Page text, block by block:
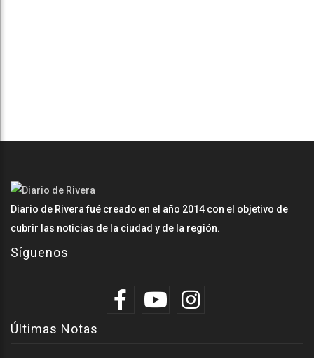
Diario de Rivera fué creado en el año 2014 con el objetivo de
cubrir las noticias de la ciudad y de la región.
Síguenos
Últimas Notas